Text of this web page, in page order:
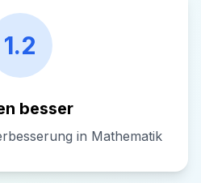
1.2
besser
in Mathematik